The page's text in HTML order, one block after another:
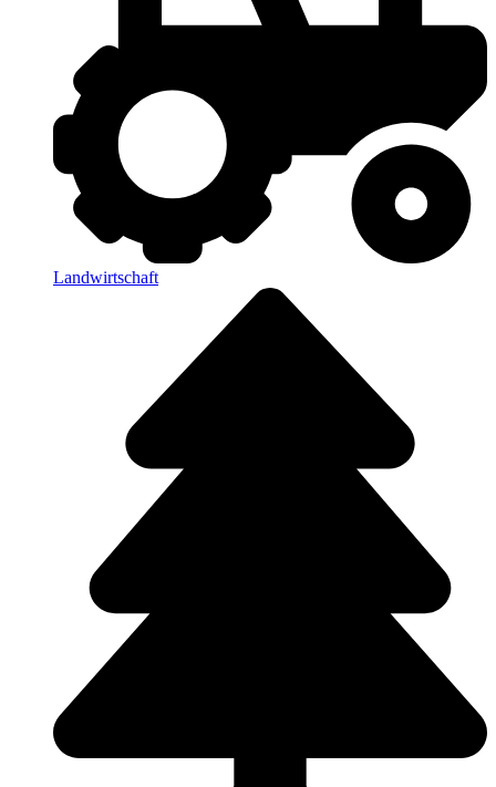
Landwirtschaft